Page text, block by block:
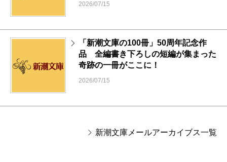
2026/07/15
「新潮文庫の100冊」50周年記念作
品 全編書き下ろしの短編が集まった
奇跡の一冊がここに！
2026/07/15
新潮文庫メールアーカイブス一覧